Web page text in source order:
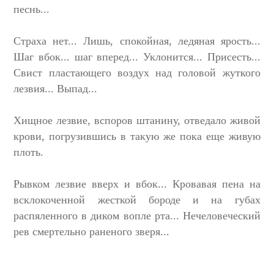
песнь...
Страха нет... Лишь, спокойная, ледяная ярость...
Шаг вбок... шаг вперед... Уклонится... Присесть...
Свист пластающего воздух над головой жуткого
лезвия... Выпад...
Хищное лезвие, вспоров штанину, отведало живой
крови, погрузившись в такую же пока еще живую
плоть.
Рывком лезвие вверх и вбок... Кровавая пена на
всклокоченной жесткой бороде и на губах
распяленного в диком вопле рта... Нечеловеческий
рев смертельно раненого зверя...